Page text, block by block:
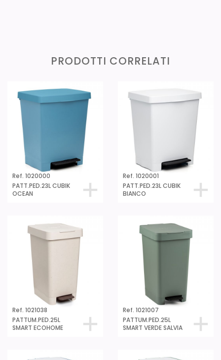
PRODOTTI CORRELATI
Ref. 1020000
PATT.PED.23L CUBIK
OCEAN
Ref. 1020001
PATT.PED.23L CUBIK
BIANCO
Ref. 1021038
PATTUM.PED.25L
SMART ECOHOME
Ref. 1021007
PATTUM.PED.25L
SMART VERDE SALVIA